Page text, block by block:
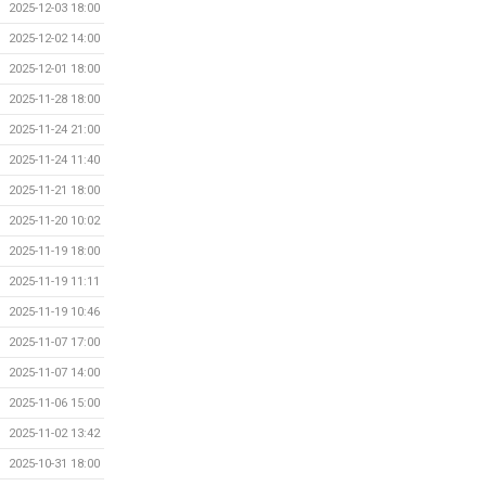
2025-12-03 18:00
2025-12-02 14:00
2025-12-01 18:00
2025-11-28 18:00
2025-11-24 21:00
2025-11-24 11:40
2025-11-21 18:00
2025-11-20 10:02
2025-11-19 18:00
2025-11-19 11:11
2025-11-19 10:46
2025-11-07 17:00
2025-11-07 14:00
2025-11-06 15:00
2025-11-02 13:42
2025-10-31 18:00